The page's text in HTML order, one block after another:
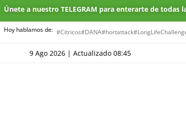
Únete a nuestro TELEGRAM para enterarte de todas
Hoy hablamos de: #Cítricos#DANA#hortattack
9 Ago 2026 | Actualizado 08:45